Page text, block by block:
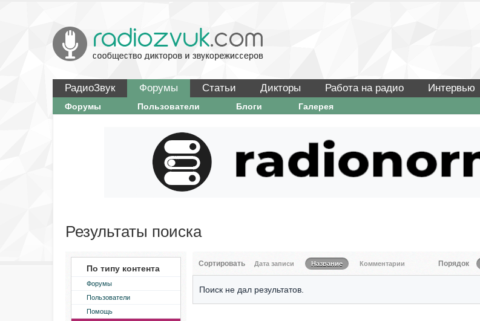
РадиоЗвук Форумы Статьи Дикторы Работа на радио Интервью
Форумы Пользователи Блоги Галерея
Результаты поиска
По типу контента
Форумы
Пользователи
Помощь
Сортировать Дата записи Название Комментарии Порядок
Поиск не дал результатов.